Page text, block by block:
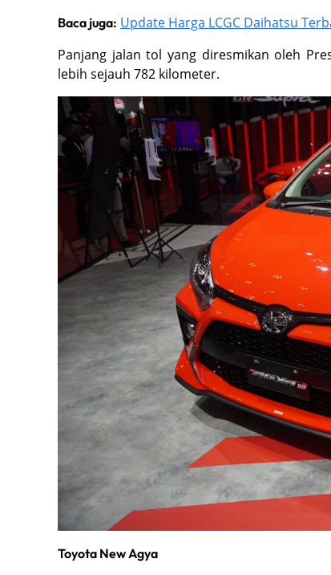
Baca juga: Update Harga LCGC Daihatsu
Panjang jalan tol yang diresmikan oleh
lebih sejauh 782 kilometer.
Toyota New Agya